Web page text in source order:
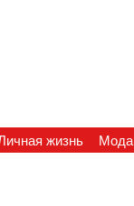
жизнь Мода